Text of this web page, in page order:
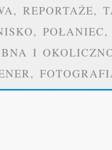
REPORTAŻE,
POŁANIEC,
I